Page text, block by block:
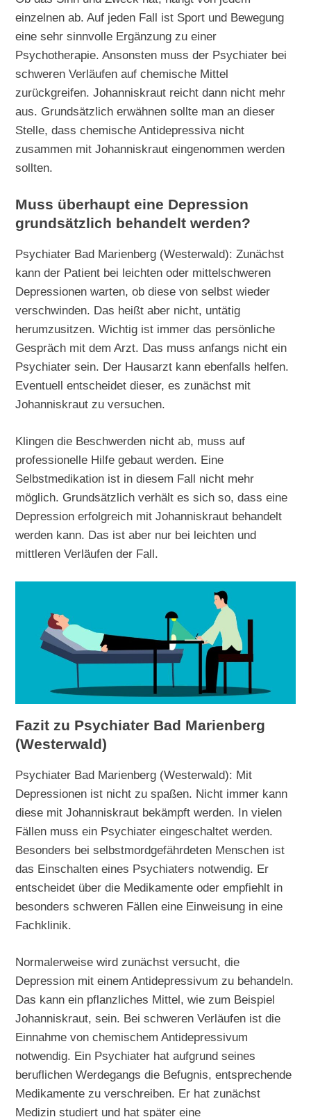
einzelnen ab. Auf jeden Fall ist Sport und Bewegung
eine sehr sinnvolle Ergänzung zu einer
Psychotherapie. Ansonsten muss der Psychiater bei
schweren Verläufen auf chemische Mittel
zurückgreifen. Johanniskraut reicht dann nicht mehr
aus. Grundsätzlich erwähnen sollte man an dieser
Stelle, dass chemische Antidepressiva nicht
zusammen mit Johanniskraut eingenommen werden
sollten.
Muss überhaupt eine Depression
grundsätzlich behandelt werden?
Psychiater Bad Marienberg (Westerwald): Zunächst
kann der Patient bei leichten oder mittelschweren
Depressionen warten, ob diese von selbst wieder
verschwinden. Das heißt aber nicht, untätig
herumzusitzen. Wichtig ist immer das persönliche
Gespräch mit dem Arzt. Das muss anfangs nicht ein
Psychiater sein. Der Hausarzt kann ebenfalls helfen.
Eventuell entscheidet dieser, es zunächst mit
Johanniskraut zu versuchen.
Klingen die Beschwerden nicht ab, muss auf
professionelle Hilfe gebaut werden. Eine
Selbstmedikation ist in diesem Fall nicht mehr
möglich. Grundsätzlich verhält es sich so, dass eine
Depression erfolgreich mit Johanniskraut behandelt
werden kann. Das ist aber nur bei leichten und
mittleren Verläufen der Fall.
Fazit zu Psychiater Bad Marienberg
(Westerwald)
Psychiater Bad Marienberg (Westerwald): Mit
Depressionen ist nicht zu spaßen. Nicht immer kann
diese mit Johanniskraut bekämpft werden. In vielen
Fällen muss ein Psychiater eingeschaltet werden.
Besonders bei selbstmordgefährdeten Menschen ist
das Einschalten eines Psychiaters notwendig. Er
entscheidet über die Medikamente oder empfiehlt in
besonders schweren Fällen eine Einweisung in eine
Fachklinik.
Normalerweise wird zunächst versucht, die
Depression mit einem Antidepressivum zu behandeln.
Das kann ein pflanzliches Mittel, wie zum Beispiel
Johanniskraut, sein. Bei schweren Verläufen ist die
Einnahme von chemischem Antidepressivum
notwendig. Ein Psychiater hat aufgrund seines
beruflichen Werdegangs die Befugnis, entsprechende
Medikamente zu verschreiben. Er hat zunächst
Medizin studiert und hat später eine